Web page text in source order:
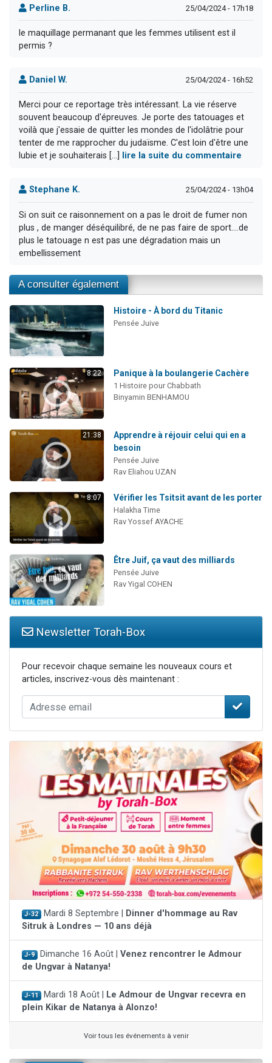
Perline B. 25/04/2024 - 17h18
le maquillage permanant que les femmes utilisent est il
permis ?
Daniel W. 25/04/2024 - 16h52
Merci pour ce reportage très intéressant. La vie réserve
souvent beaucoup d'épreuves. Je porte des tatouages et
voilà que j'essaie de quitter les mondes de l'idolâtrie pour
tenter de me rapprocher du judaïsme. C'est loin d'être une
lubie et je souhaiterais [...]
lire la suite du commentaire
Stephane K. 25/04/2024 - 13h04
Si on suit ce raisonnement on a pas le droit de fumer non
plus , de manger déséquilibré, de ne pas faire de sport....de
plus le tatouage n est pas une dégradation mais un
embellissement
A consulter également
Histoire - À bord du Titanic
Pensée Juive
8:22 Panique à la boulangerie Cachère
1 Histoire pour Chabbath
Binyamin BENHAMOU
21:38
Apprendre à réjouir celui qui en a
besoin
Pensée Juive
Rav Eliahou UZAN
8:07 Vérifier les Tsitsit avant de les porter
Halakha Time
Rav Yossef AYACHE
Être Juif, ça vaut des milliards
Pensée Juive
Rav Yigal COHEN
Newsletter Torah-Box
Pour recevoir chaque semaine les nouveaux cours et
articles, inscrivez-vous dès maintenant :
J-32 Mardi 8 Septembre |
Dinner d'hommage au Rav
Sitruk à Londres — 10 ans déjà
J-9 Dimanche 16 Août | Venez rencontrer le Admour
de Ungvar à Natanya!
J-11 Mardi 18 Août |
Le Admour de Ungvar recevra en
plein Kikar de Natanya à Alonzo!
Voir tous les événements à venir